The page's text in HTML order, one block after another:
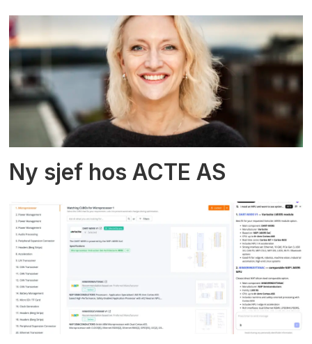
Ny sjef hos ACTE AS